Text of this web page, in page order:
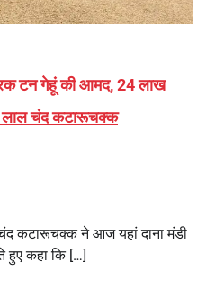
टन गेहूं की आमद, 24 लाख
लाल चंद कटारूचक्क
चंद कटारूचक्क ने आज यहां दाना मंडी
हुए कहा कि […]